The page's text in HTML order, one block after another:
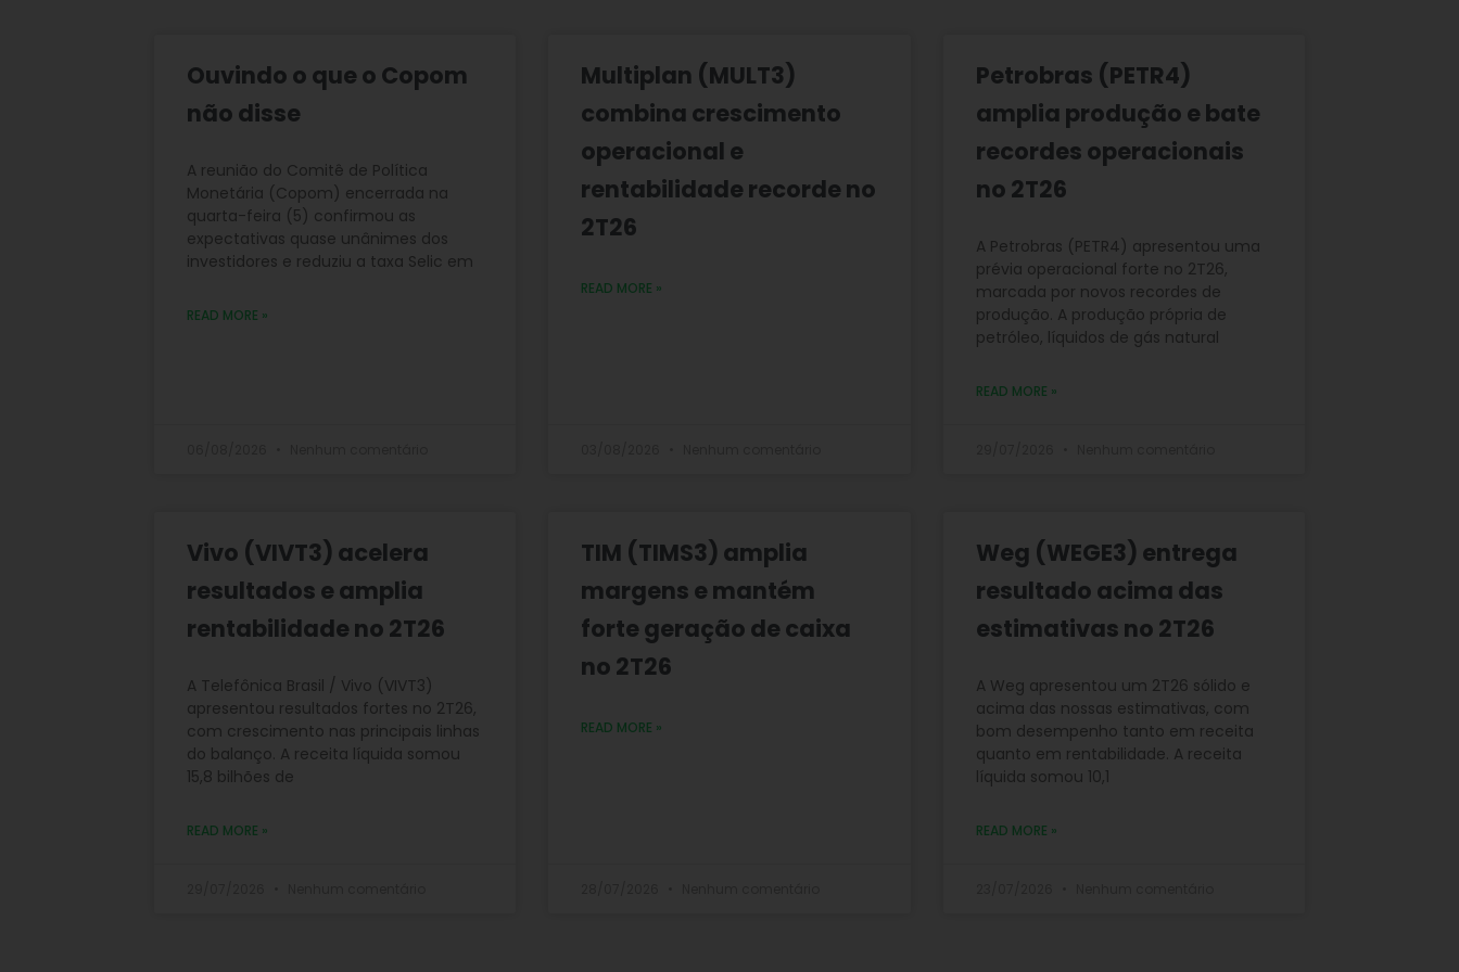
Ouvindo o que o Copom
não disse
A reunião do Comitê de Política
Monetária (Copom) encerrada na
quarta-feira (5) confirmou as
expectativas quase unânimes dos
investidores e reduziu a taxa Selic em
READ MORE »
Multiplan (MULT3)
combina crescimento
operacional e
rentabilidade recorde no
2T26
READ MORE »
Petrobras (PETR4)
amplia produção e bate
recordes operacionais
no 2T26
A Petrobras (PETR4) apresentou uma
prévia operacional forte no 2T26,
marcada por novos recordes de
produção. A produção própria de
petróleo, líquidos de gás natural
READ MORE »
Vivo (VIVT3) acelera
resultados e amplia
rentabilidade no 2T26
A Telefônica Brasil / Vivo (VIVT3)
apresentou resultados fortes no 2T26,
com crescimento nas principais linhas
do balanço. A receita líquida somou
15,8 bilhões de
READ MORE »
TIM (TIMS3) amplia
margens e mantém
forte geração de caixa
no 2T26
READ MORE »
Weg (WEGE3) entrega
resultado acima das
estimativas no 2T26
A Weg apresentou um 2T26 sólido e
acima das nossas estimativas, com
bom desempenho tanto em receita
quanto em rentabilidade. A receita
líquida somou 10,1
READ MORE »